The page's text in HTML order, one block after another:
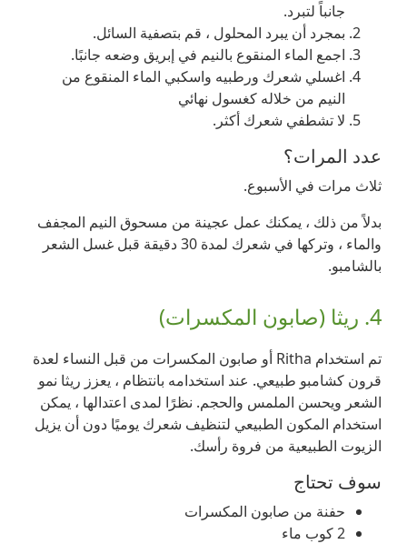
جانباً لتبرد.
بمجرد أن يبرد المحلول ، قم بتصفية السائل.
اجمع الماء المنقوع بالنيم في إبريق وضعه جانبًا.
اغسلي شعرك ورطبيه واسكبي الماء المنقوع من
النيم من خلاله كغسول نهائي
لا تشطفي شعرك أكثر.
عدد المرات؟
ثلاث مرات في الأسبوع.
بدلاً من ذلك ، يمكنك عمل عجينة من مسحوق النيم المجفف
والماء ، وتركها في شعرك لمدة 30 دقيقة قبل غسل الشعر
بالشامبو.
4. ريثا (صابون المكسرات)
تم استخدام Ritha أو صابون المكسرات من قبل النساء لعدة
قرون كشامبو طبيعي. عند استخدامه بانتظام ، يعزز ريثا نمو
الشعر ويحسن الملمس والحجم. نظرًا لمدى اعتدالها ، يمكن
استخدام المكون الطبيعي لتنظيف شعرك يوميًا دون أن يزيل
الزيوت الطبيعية من فروة رأسك.
سوف تحتاج
حفنة من صابون المكسرات
2 كوب ماء